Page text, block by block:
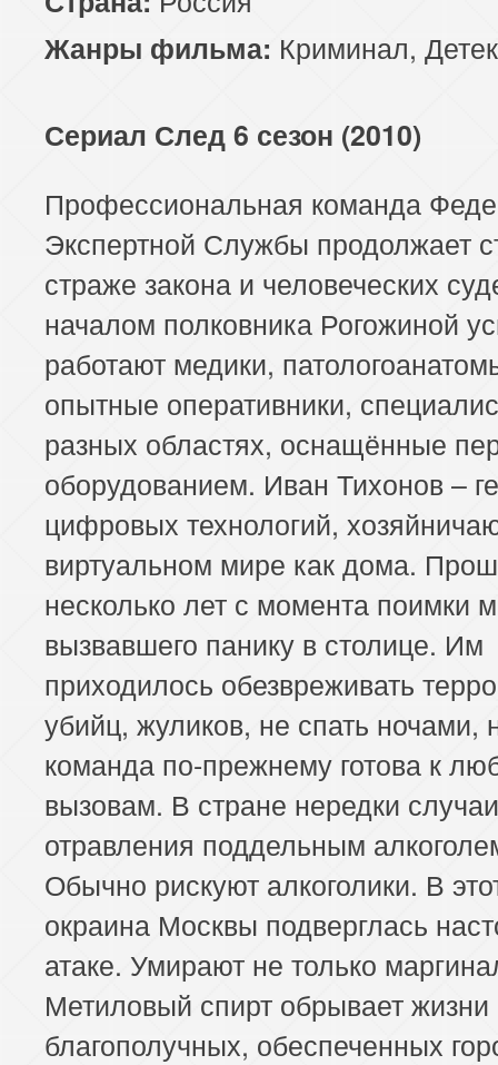
Жанры фильма: Криминал,
Сериал След 6 сезон (2010)
Профессиональная команда
Экспертной Службы продолжает
страже закона и человеческих
началом полковника Рогожиной
работают медики,
опытные оперативники,
разных областях, оснащённые
оборудованием. Иван Тихонов –
цифровых технологий,
виртуальном мире как дома.
несколько лет с момента поимки
вызвавшего панику в столице. Им
приходилось обезвреживать
убийц, жуликов, не спать ночами,
команда по-прежнему готова к
вызовам. В стране нередки случаи
отравления поддельным
Обычно рискуют алкоголики. В
окраина Москвы подверглась
атаке. Умирают не только
Метиловый спирт обрывает жизни
благополучных, обеспеченных